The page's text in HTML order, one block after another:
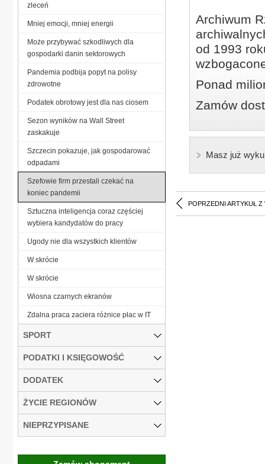
Archiwum
od 1993
Ponad
Zamów
Masz już
POPRZEDNI ARTYKUŁ Z
zleceń
Mniej emocji, mniej energii
Może przybywać szkodliwych dla
gospodarki danin sektorowych
Pandemia podbija popyt na polisy
zdrowotne
Podatek obrotowy jest dla nas ciosem
Sezon wyników na Wall Street
zaskakuje
Szczecin pokazuje, jak gospodarować
odpadami
Szefowie firm przestali czekać na
koniec pandemii
Sztuczna inteligencja coraz częściej
wybiera kandydatów do pracy
Ugody nie dla wszystkich klientów
W skrócie
W skrócie
Wiosna czarnych ekranów
Zdalna praca zaciera różnice płac w IT
SPORT
PODATKI I KSIĘGOWOŚĆ
DODATEK
ŻYCIE REGIONÓW
NIEPRZYPISANE